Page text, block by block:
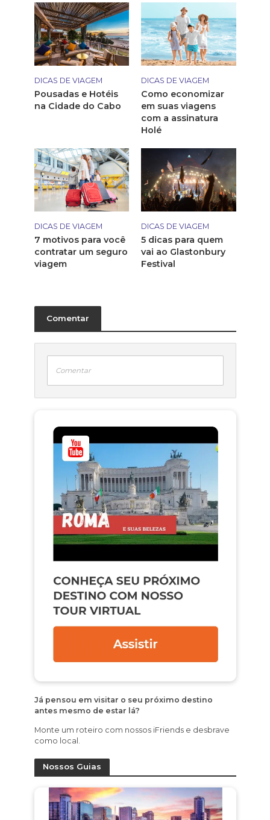
DICAS DE VIAGEM
Pousadas e Hotéis
na Cidade do Cabo
DICAS DE VIAGEM
Como economizar
em suas viagens
com a assinatura
Holé
DICAS DE VIAGEM
7 motivos para você
contratar um seguro
viagem
DICAS DE VIAGEM
5 dicas para quem
vai ao Glastonbury
Festival
Comentar
Comentar
Já pensou em visitar o seu próximo destino
antes mesmo de estar lá?
Monte um roteiro com nossos iFriends e desbrave
como local.
Nossos Guias